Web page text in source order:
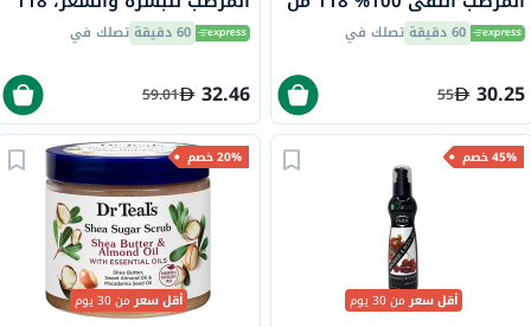
60 دقيقة تصلك في
30.25
55
مل 60 دقيقة تصلك في
32.46
59.01
45% خصم
أقل سعرمن 30 يوم
20% خصم
أقل سعرمن 30 يوم